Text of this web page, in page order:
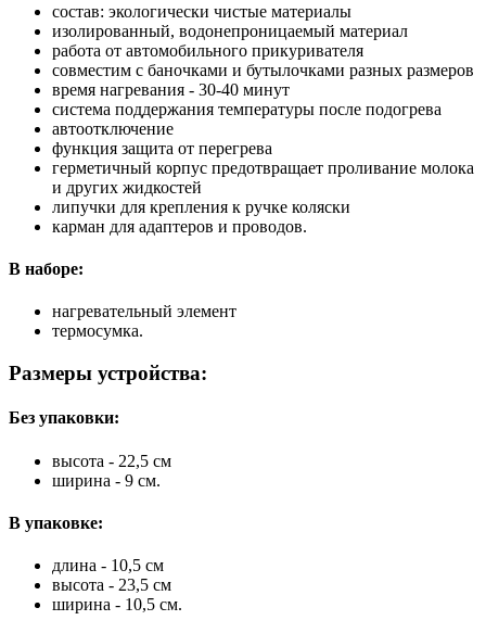
состав: экологически чистые материалы
изолированный, водонепроницаемый материал
работа от автомобильного прикуривателя
совместим с баночками и бутылочками разных размеров
время нагревания - 30-40 минут
система поддержания температуры после подогрева
автоотключение
функция защита от перегрева
герметичный корпус предотвращает проливание молока
и других жидкостей
липучки для крепления к ручке коляски
карман для адаптеров и проводов.
В наборе:
нагревательный элемент
термосумка.
Размеры устройства:
Без упаковки:
высота - 22,5 см
ширина - 9 см.
В упаковке:
длина - 10,5 см
высота - 23,5 см
ширина - 10,5 см.